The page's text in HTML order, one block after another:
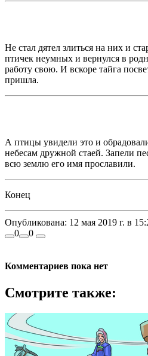
Не стал дятел злиться на них и
птичек неумных и вернулся в
работу свою. И вскоре тайга
пришла.
А птицы увидели это и
небесам дружной стаей. Запели
всю землю его имя прославили.
Конец
Опубликована: 12 мая 2019 г. в
0
0
Комментариев пока нет
Смотрите также: